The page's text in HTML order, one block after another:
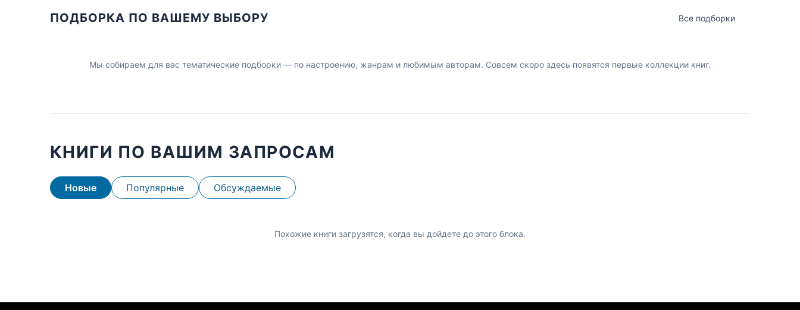
ПОДБОРКА ПО ВАШЕМУ ВЫБОРУ Все подборки
Мы собираем для вас тематические подборки — по настроению, жанрам и любимым авторам. Совсем скоро здесь появятся первые коллекции книг.
КНИГИ ПО ВАШИМ ЗАПРОСАМ
Новые Популярные Обсуждаемые
Похожие книги загрузятся, когда вы дойдете до этого блока.